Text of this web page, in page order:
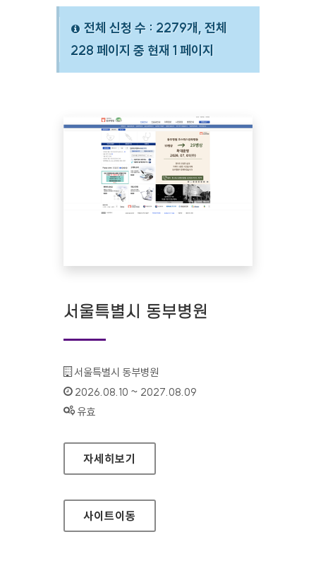
전체 신청 수 : 2279개, 전체
228 페이지 중 현재 1 페이지
서울특별시 동부병원
기관명 :
서울특별시 동부병원
인증기간 :
2026.08.10 ~ 2027.08.09
상태 :
유효
서울특별시 동부병원
자세히보기
사이트이동